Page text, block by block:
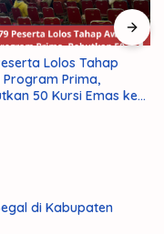
Lolos Tahap
Program Prima,
50 Kursi Emas ke
di Kabupaten